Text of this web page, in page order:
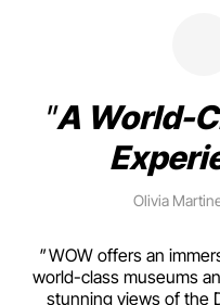
A World-
Olivia
WOW offers an
world-class museums
stunning views of the